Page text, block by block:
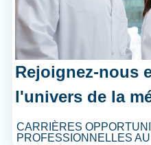
Rejoignez-nous
l'univers de la
CARRIÈRES
PROFESSIONNELLES